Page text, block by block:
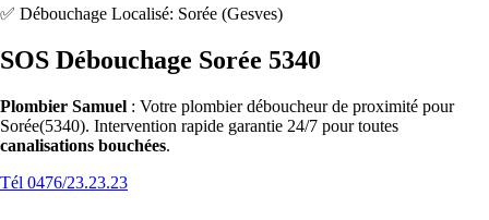
✅ Débouchage Localisé: Sorée (Gesves)
SOS Débouchage Sorée 5340
Plombier Samuel : Votre plombier déboucheur de proximité pour
Sorée(5340). Intervention rapide garantie 24/7 pour toutes
canalisations bouchées.
Tél 0476/23.23.23